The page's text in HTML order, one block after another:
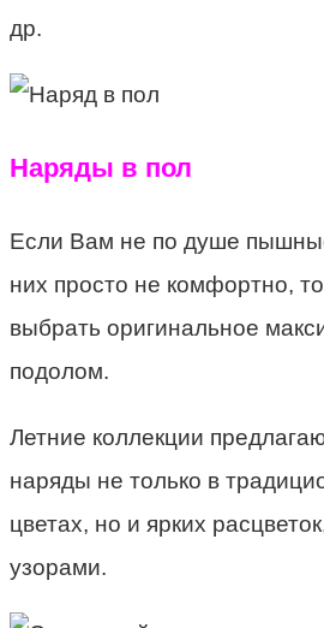
др.
Наряды в пол
Если Вам не по душе
них просто не комфортно,
выбрать оригинальное
подолом.
Летние коллекции
наряды не только в
цветах, но и ярких
узорами.